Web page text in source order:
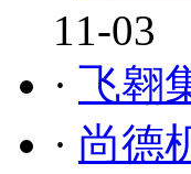
11-03
· 飞翱
· 尚德